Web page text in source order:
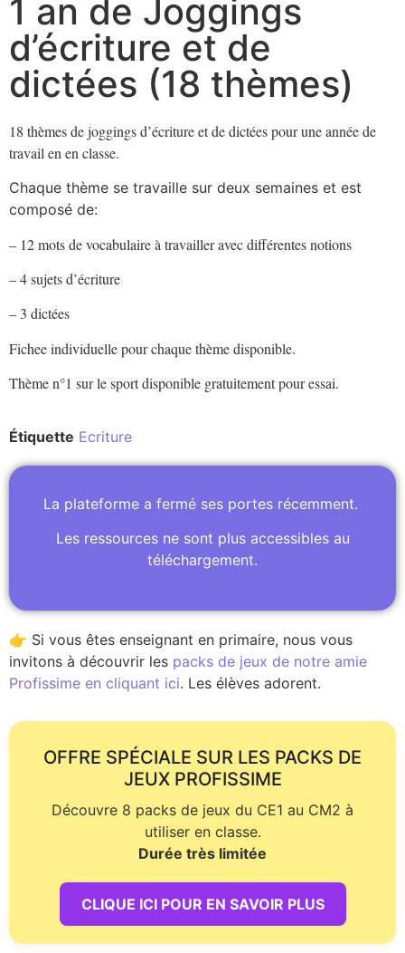
1 an de Joggings
d’écriture et de
dictées (18 thèmes)
18 thèmes de joggings d’écriture et de dictées pour une année de
travail en en classe.
Chaque thème se travaille sur deux semaines et est
composé de:
– 12 mots de vocabulaire à travailler avec différentes notions
– 4 sujets d’écriture
– 3 dictées
Fichee individuelle pour chaque thème disponible.
Thème n°1 sur le sport disponible gratuitement pour essai.
Étiquette Ecriture
La plateforme a fermé ses portes récemment.
Les ressources ne sont plus accessibles au
téléchargement.
👉 Si vous êtes enseignant en primaire, nous vous
invitons à découvrir les packs de jeux de notre amie
Profissime en cliquant ici. Les élèves adorent.
OFFRE SPÉCIALE SUR LES PACKS DE
JEUX PROFISSIME
Découvre 8 packs de jeux du CE1 au CM2 à
utiliser en classe.
Durée très limitée
CLIQUE ICI POUR EN SAVOIR PLUS